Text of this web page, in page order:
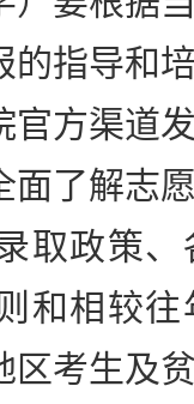
的指导和
官方渠道
面了解志
取政策
和相较
区考生及